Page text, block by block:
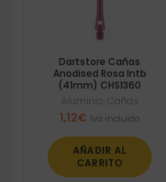
Dartstore Cañas
Anodised Rosa Intb
(41mm) CHS1360
Aluminio Cañas
1,12€ Iva incluido
AÑADIR AL
CARRITO